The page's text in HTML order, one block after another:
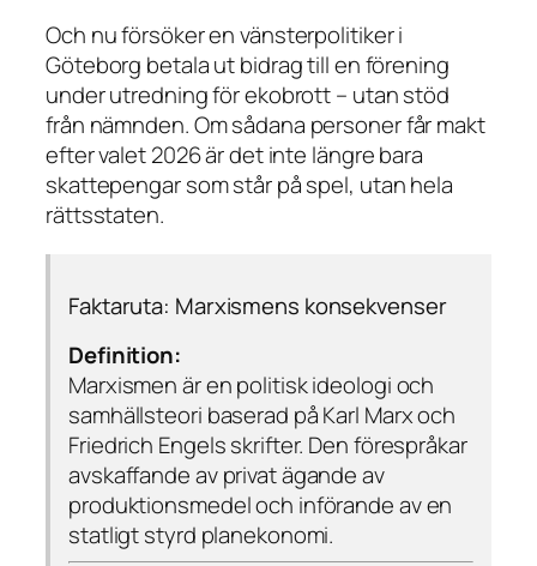
Och nu försöker en vänsterpolitiker i
Göteborg betala ut bidrag till en förening
under utredning för ekobrott – utan stöd
från nämnden. Om sådana personer får makt
efter valet 2026 är det inte längre bara
skattepengar som står på spel, utan hela
rättsstaten.
Faktaruta: Marxismens konsekvenser
Definition:
Marxismen är en politisk ideologi och
samhällsteori baserad på Karl Marx och
Friedrich Engels skrifter. Den förespråkar
avskaffande av privat ägande av
produktionsmedel och införande av en
statligt styrd planekonomi.